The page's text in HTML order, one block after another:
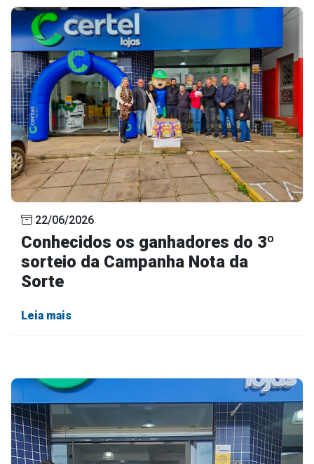
22/06/2026
Conhecidos os ganhadores do 3º
sorteio da Campanha Nota da
Sorte
Leia mais